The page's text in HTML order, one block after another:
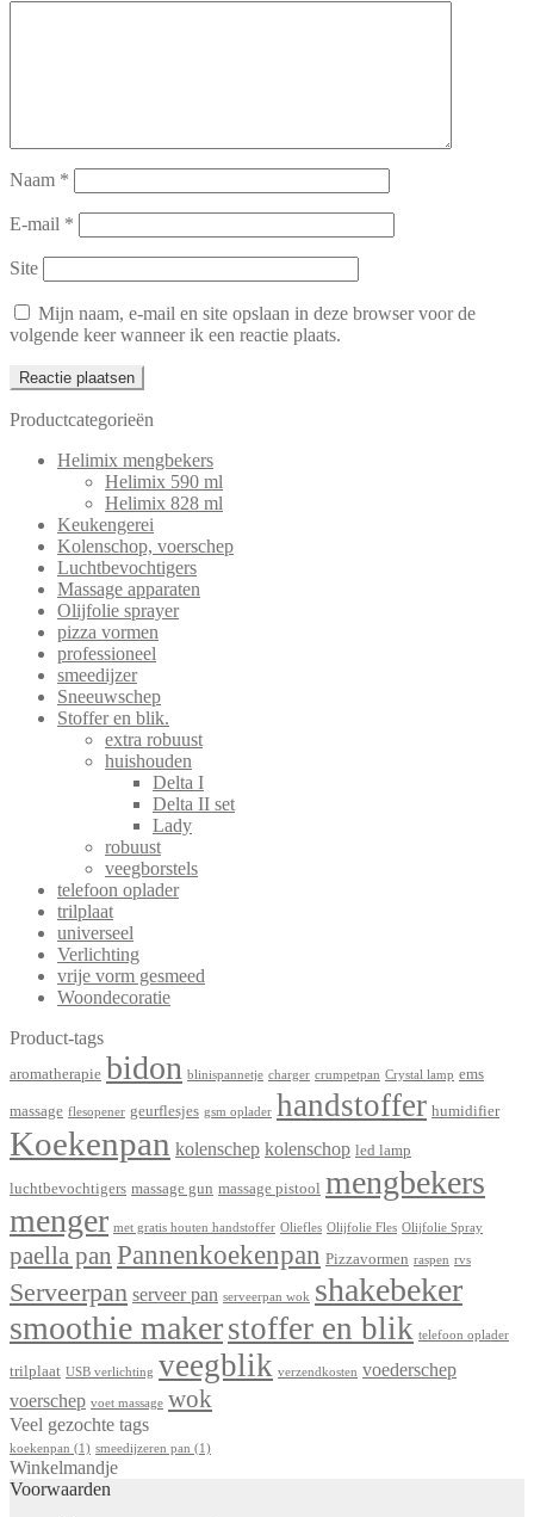
Naam *
E-mail *
Site
Mijn naam, e-mail en site opslaan in deze browser voor de
volgende keer wanneer ik een reactie plaats.
Productcategorieën
Helimix mengbekers
Helimix 590 ml
Helimix 828 ml
Keukengerei
Kolenschop, voerschep
Luchtbevochtigers
Massage apparaten
Olijfolie sprayer
pizza vormen
professioneel
smeedijzer
Sneeuwschep
Stoffer en blik.
extra robuust
huishouden
Delta I
Delta II set
Lady
robuust
veegborstels
telefoon oplader
trilplaat
universeel
Verlichting
vrije vorm gesmeed
Woondecoratie
Product-tags
aromatherapie bidon blinispannetje charger crumpetpan Crystal lamp ems
massage flesopener geurflesjes gsm oplader handstoffer humidifier
Koekenpan kolenschep kolenschop led lamp
luchtbevochtigers massage gun massage pistool mengbekers
menger met gratis houten handstoffer Oliefles Olijfolie Fles Olijfolie Spray
paella pan Pannenkoekenpan Pizzavormen raspen rvs
Serveerpan serveer pan serveerpan wok shakebeker
smoothie makerstoffer en blik telefoon oplader
trilplaat USB verlichting veegblik verzendkosten voederschep
voerschep voet massage wok
Veel gezochte tags
koekenpan (1) smeedijzeren pan (1)
Winkelmandje
Voorwaarden